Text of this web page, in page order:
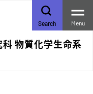
物質化学⽣命系
Search Menu